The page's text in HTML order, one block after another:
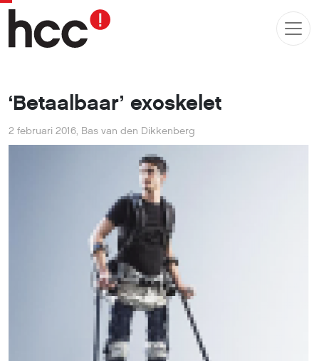
‘Betaalbaar’ exoskelet
2 februari 2016, Bas van den Dikkenberg